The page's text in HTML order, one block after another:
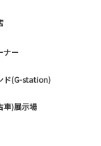
ナー
ド(G-station)
車)展示場